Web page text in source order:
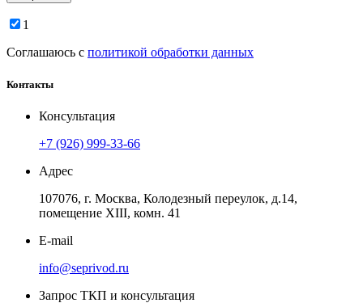
1
Соглашаюсь с политикой обработки данных
Контакты
Консультация
+7 (926) 999-33-66
Адрес
107076, г. Москва, Колодезный переулок, д.14,
помещение ХIII, комн. 41
E-mail
info@seprivod.ru
Запрос ТКП и консультация